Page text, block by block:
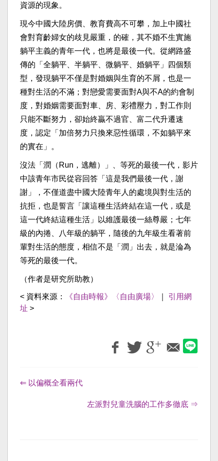
資源的現象。
現今中國大陸房價、教育費高不可攀，加上中國社
會對育齡婦女的歧見嚴重，的確，其不婚不生實施
躺平主義的青年一代，也將是最後一代。從網路盛
傳的「全躺平、半躺平、微躺平、婚躺平」四個類
型，發現躺平不僅是對婚姻與生育的不屑，也是一
種對生活的不滿；對戀愛需要面對A與不A的約會制
度，對婚姻需要面對車、房、彩禮壓力，對工作則
只能不斷努力，卻始終贏不過官、富二代升遷速
度，認定「加倍努力只換來惡性循環，不如躺平來
的實在」。
沒法「潤（Run，逃離）」、等死的最後一代，影片
中該青年市民從容回答「這是我們最後一代，謝
謝」，不僅道盡中國大陸青年人的處境與對生活的
抗拒，也是誓言「讓這種生活終結在這一代，或是
這一代終結這種生活」以維護最後一絲尊嚴；七年
級的內捲、八年級的躺平，隨後的九年級生看著前
輩對生活的態度，相信不是「潤」出去，就是淪為
等死的最後一代。
（作者是研究所助教）
< 資料來源： 《自由時報》〈自由廣場〉
引用網
址 >
⇐ 以偏概全看兩代
左派對兒童洗腦的工作多徹底 ⇒